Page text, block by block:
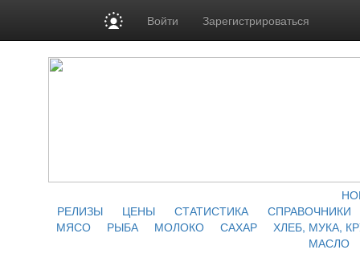
Войти Зарегистрироваться
РЕЛИЗЫ
ЦЕНЫ СТАТИСТИКА
СПРАВОЧНИКИ
МЯСО
РЫБА МОЛОКО САХАР
ХЛЕБ, МУКА,
МАСЛО